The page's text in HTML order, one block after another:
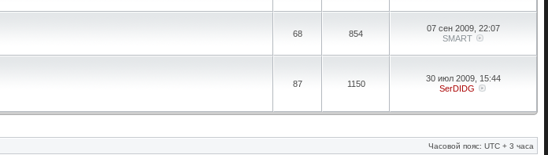
68 854
07 сен 2009, 22:07
SMART
87 1150
30 июл 2009, 15:44
SerDIDG
Часовой пояс: UTC + 3 часа